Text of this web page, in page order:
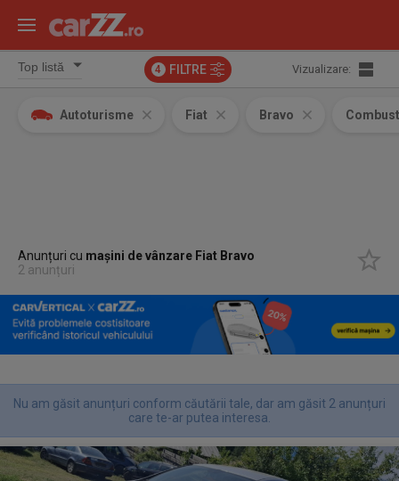
4 FILTRE Vizualizare:
Autoturisme Fiat Bravo
Anunțuri cu mașini de vânzare Fiat Bravo
2 anunțuri
Nu am găsit anunțuri conform căutării tale, dar am găsit 2 anunțuri
care te-ar putea interesa.